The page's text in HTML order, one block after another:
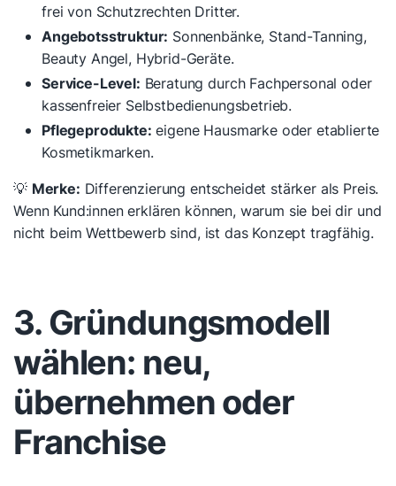
frei von Schutzrechten Dritter.
Angebotsstruktur: Sonnenbänke, Stand-Tanning,
Beauty Angel, Hybrid-Geräte.
Service-Level: Beratung durch Fachpersonal oder
kassenfreier Selbstbedienungsbetrieb.
Pflegeprodukte: eigene Hausmarke oder etablierte
Kosmetikmarken.
💡 Merke: Differenzierung entscheidet stärker als Preis.
Wenn Kund:innen erklären können, warum sie bei dir und
nicht beim Wettbewerb sind, ist das Konzept tragfähig.
3. Gründungsmodell
wählen: neu,
übernehmen oder
Franchise